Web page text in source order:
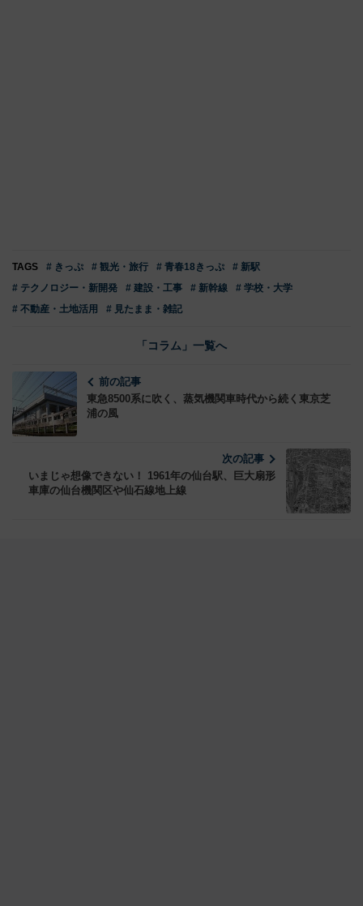
TAGS # きっぷ # 観光・旅行 # 青春18きっぷ
# 新駅
# テクノロジー・新開発
# 建設・工事 # 新幹線
# 学校・大学
# 不動産・土地活用
# 見たまま・雑記
「コラム」一覧へ
前の記事
東急8500系に吹く、蒸気機関車時代から続く東京芝
浦の風
次の記事
いまじゃ想像できない！ 1961年の仙台駅、巨大扇形
車庫の仙台機関区や仙石線地上線